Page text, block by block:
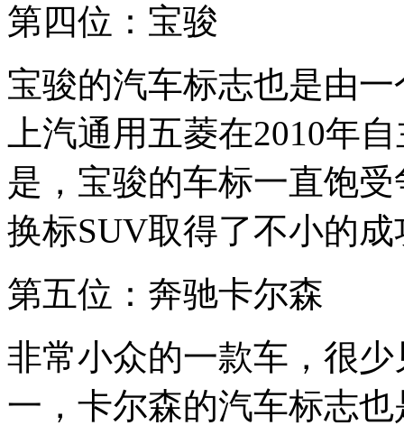
第四位：宝骏
宝骏的汽车标志也是由
上汽通用五菱在2010年
是，宝骏的车标一直饱
换标SUV取得了不小的成
第五位：奔驰卡尔森
非常小众的一款车，很
一，卡尔森的汽车标志